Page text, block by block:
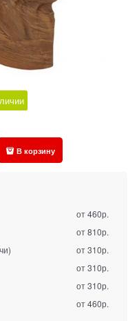
В корзину
от 460р.
от 810р.
от 310р.
от 310р.
от 310р.
от 460р.